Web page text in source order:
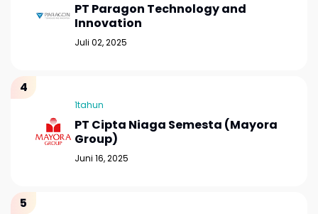
PT Paragon Technology and
Innovation
Juli 02, 2025
1tahun
PT Cipta Niaga Semesta (Mayora
Group)
Juni 16, 2025